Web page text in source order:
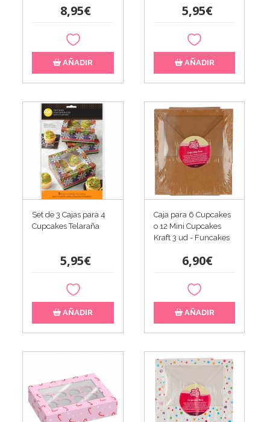
8,95€
AÑADIR
5,95€
AÑADIR
Set de 3 Cajas para 4
Cupcakes Telaraña
5,95€
AÑADIR
Caja para 6 Cupcakes
o 12 Mini Cupcakes
Kraft 3 ud - Funcakes
6,90€
AÑADIR